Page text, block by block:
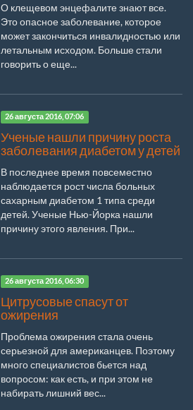
О клещевом энцефалите знают все.
Это опасное заболевание, которое
может закончиться инвалидностью или
летальным исходом. Больше стали
говорить о еще...
26 августа 2016, 07:06
Ученые нашли причину роста
заболевания диабетом у детей
В последнее время повсеместно
наблюдается рост числа больных
сахарным диабетом 1 типа среди
детей. Ученые Нью-Йорка нашли
причину этого явления. При...
26 августа 2016, 06:30
Цитрусовые спасут от
ожирения
Проблема ожирения стала очень
серьезной для американцев. Поэтому
много специалистов бьется над
вопросом: как есть, и при этом не
набирать лишний вес...